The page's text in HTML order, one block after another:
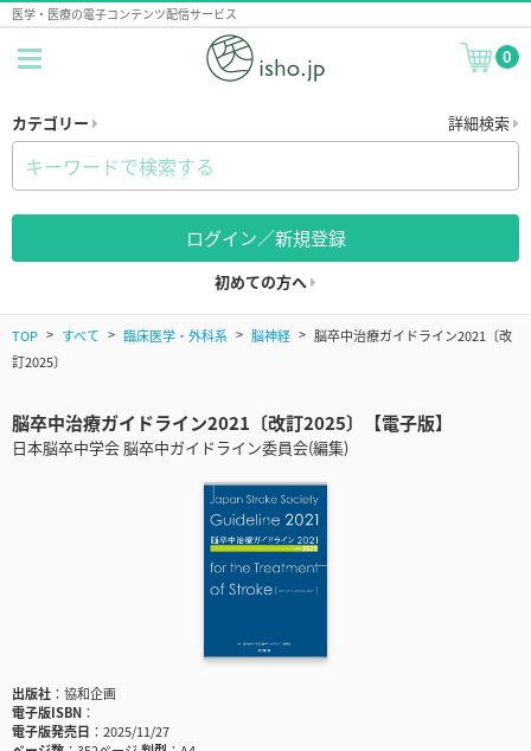
医学・医療の電子コンテンツ配信サービス
0
カテゴリー 詳細検索
ログイン／新規登録
初めての方へ
TOP すべて 臨床医学・外科系 脳神経
脳卒中治療ガイドライン2021〔改
訂2025〕
脳卒中治療ガイドライン2021〔改訂2025〕【電子版】
日本脳卒中学会 脳卒中ガイドライン委員会(編集)
出版社
協和企画
電子版ISBN
電子版発売日
2025/11/27